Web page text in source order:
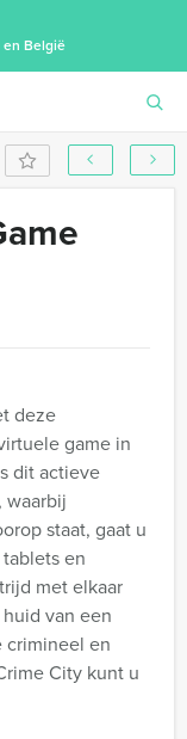
België
deze
game in
dit actieve
waarbij
staat, gaat u
en
met elkaar
van een
en
City kunt u